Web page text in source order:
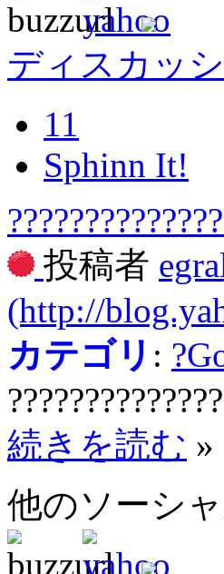
ディスカッ
11
Sphinn It!
投稿者
(http://
カテゴリ :
続きを読む »
他のソーシ